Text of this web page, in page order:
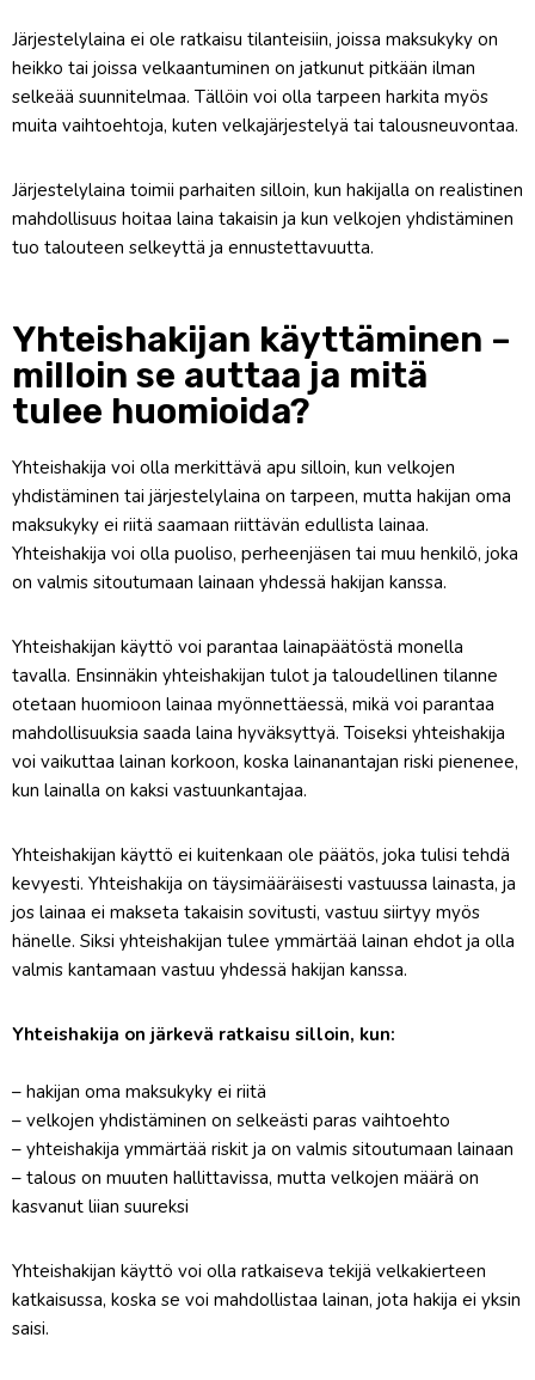
Järjestelylaina ei ole ratkaisu tilanteisiin, joissa maksukyky on
heikko tai joissa velkaantuminen on jatkunut pitkään ilman
selkeää suunnitelmaa. Tällöin voi olla tarpeen harkita myös
muita vaihtoehtoja, kuten velkajärjestelyä tai talousneuvontaa.
Järjestelylaina toimii parhaiten silloin, kun hakijalla on realistinen
mahdollisuus hoitaa laina takaisin ja kun velkojen yhdistäminen
tuo talouteen selkeyttä ja ennustettavuutta.
Yhteishakijan käyttäminen –
milloin se auttaa ja mitä
tulee huomioida?
Yhteishakija voi olla merkittävä apu silloin, kun velkojen
yhdistäminen tai järjestelylaina on tarpeen, mutta hakijan oma
maksukyky ei riitä saamaan riittävän edullista lainaa.
Yhteishakija voi olla puoliso, perheenjäsen tai muu henkilö, joka
on valmis sitoutumaan lainaan yhdessä hakijan kanssa.
Yhteishakijan käyttö voi parantaa lainapäätöstä monella
tavalla. Ensinnäkin yhteishakijan tulot ja taloudellinen tilanne
otetaan huomioon lainaa myönnettäessä, mikä voi parantaa
mahdollisuuksia saada laina hyväksyttyä. Toiseksi yhteishakija
voi vaikuttaa lainan korkoon, koska lainanantajan riski pienenee,
kun lainalla on kaksi vastuunkantajaa.
Yhteishakijan käyttö ei kuitenkaan ole päätös, joka tulisi tehdä
kevyesti. Yhteishakija on täysimääräisesti vastuussa lainasta, ja
jos lainaa ei makseta takaisin sovitusti, vastuu siirtyy myös
hänelle. Siksi yhteishakijan tulee ymmärtää lainan ehdot ja olla
valmis kantamaan vastuu yhdessä hakijan kanssa.
Yhteishakija on järkevä ratkaisu silloin, kun:
– hakijan oma maksukyky ei riitä
– velkojen yhdistäminen on selkeästi paras vaihtoehto
– yhteishakija ymmärtää riskit ja on valmis sitoutumaan lainaan
– talous on muuten hallittavissa, mutta velkojen määrä on
kasvanut liian suureksi
Yhteishakijan käyttö voi olla ratkaiseva tekijä velkakierteen
katkaisussa, koska se voi mahdollistaa lainan, jota hakija ei yksin
saisi.